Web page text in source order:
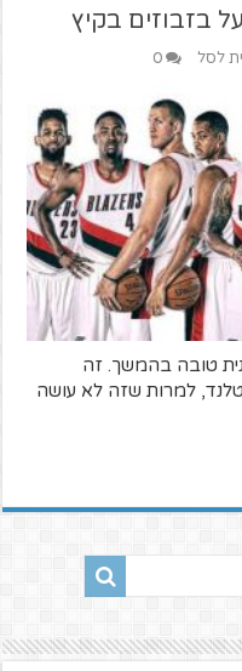
בזבוזים בקיץ
לסל 0
טובה בהמשך. זה
למרות שזה לא עושה